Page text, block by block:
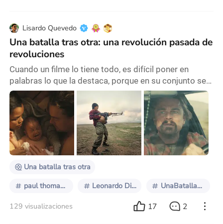
Lisardo Quevedo
Una batalla tras otra: una revolución pasada de
revoluciones
Cuando un filme lo tiene todo, es difícil poner en
palabras lo que la destaca, porque en su conjunto se
presentan únicamente aciertos, desde el lado formal y
del contenido. Una batalla tras otra (One Battle After
Another, 2025) forma parte de este grupo de
películas. El nuevo largometraje de Paul Thomas
Anderson se posiciona indiscutiblemente en lo más
alto de la cinematografía de los últimos años
Una batalla tras otra
paul thomas anderson Leonardo DiCaprio UnaBatallaTrasOtra
129 visualizaciones 17 2